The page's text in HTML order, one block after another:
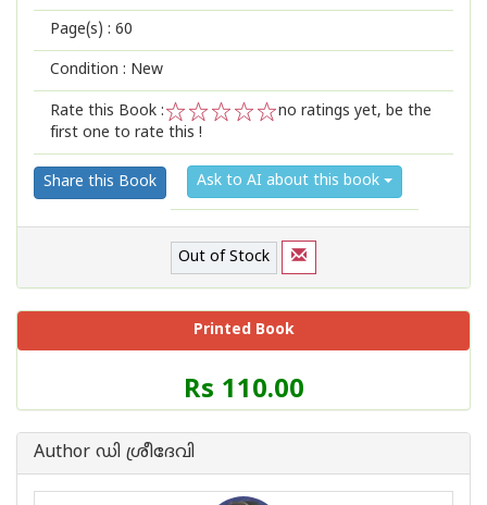
Page(s) : 60
Condition : New
Rate this Book :
2
1
no ratings yet, be the
first one to rate this !
Share this Book Ask to AI about this book
Out of Stock
Printed Book
Price
of
Book
Rs 110.00
Author ഡി ശ്രീദേവി